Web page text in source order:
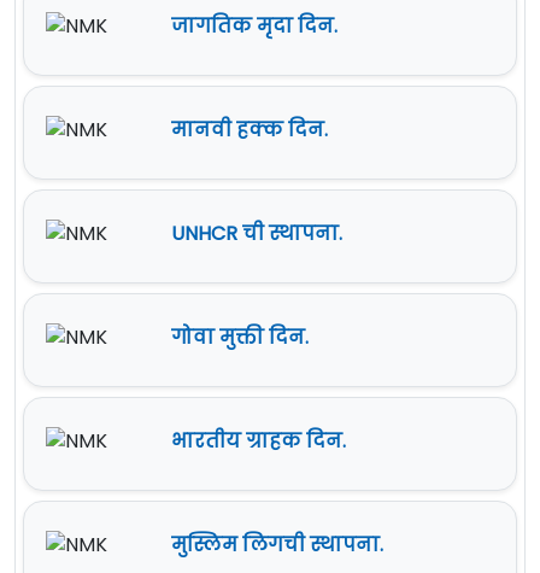
जागतिक मृदा दिन.
मानवी हक्क दिन.
UNHCR ची स्थापना.
गोवा मुक्ती दिन.
भारतीय ग्राहक दिन.
मुस्लिम लिगची स्थापना.